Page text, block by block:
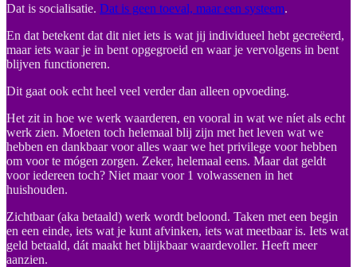
Dat is socialisatie. Dat is geen toeval, maar een systeem.
En dat betekent dat dit niet iets is wat jij individueel hebt gecreëerd,
maar iets waar je in bent opgegroeid en waar je vervolgens in bent
blijven functioneren.
Dit gaat ook echt heel veel verder dan alleen opvoeding.
Het zit in hoe we werk waarderen, en vooral in wat we níet als echt
werk zien. Moeten toch helemaal blij zijn met het leven wat we
hebben en dankbaar voor alles waar we het privilege voor hebben
om voor te mógen zorgen. Zeker, helemaal eens. Maar dat geldt
voor iedereen toch? Niet maar voor 1 volwassenen in het
huishouden.
Zichtbaar (aka betaald) werk wordt beloond. Taken met een begin
en een einde, iets wat je kunt afvinken, iets wat meetbaar is. Iets wat
geld betaald, dát maakt het blijkbaar waardevoller. Heeft meer
aanzien.